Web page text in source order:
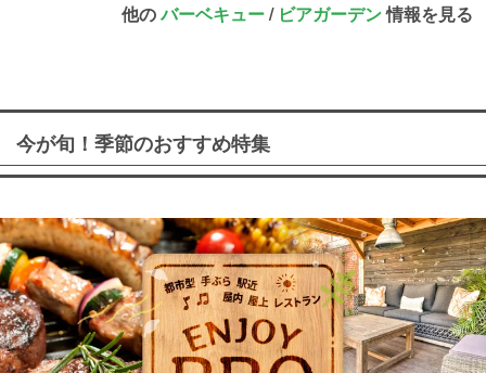
他のバーベキュー/ ビアガーデン情報を見る
今が旬！季節のおすすめ特集